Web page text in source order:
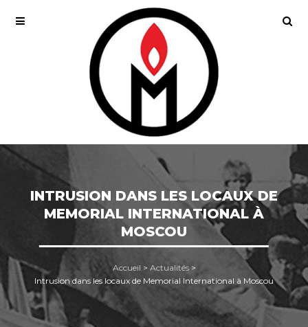
INTRUSION DANS LES LOCAUX DE
MEMORIAL INTERNATIONAL À
MOSCOU
Accueil > Actualités>
Intrusion dans les locaux de Memorial International à Moscou